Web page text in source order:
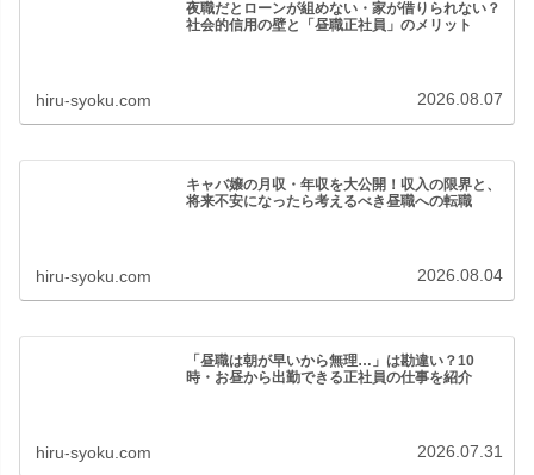
夜職だとローンが組めない・家が借りられない？
社会的信用の壁と「昼職正社員」のメリット
hiru-syoku.com 2026.08.07
キャバ嬢の月収・年収を大公開！収入の限界と、
将来不安になったら考えるべき昼職への転職
hiru-syoku.com 2026.08.04
「昼職は朝が早いから無理…」は勘違い？10
時・お昼から出勤できる正社員の仕事を紹介
hiru-syoku.com 2026.07.31